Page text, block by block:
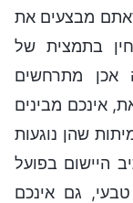
מבצעים את
בתמצית של
אכן מתרחשים
אינכם מבינים
שהן נוגעות
היישום בפועל
גם אינכם